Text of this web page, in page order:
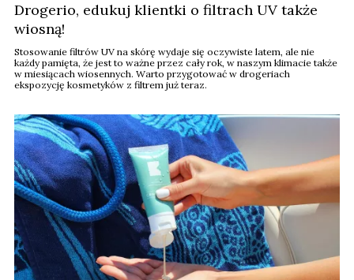
Drogerio, edukuj klientki o filtrach UV także
wiosną!
Stosowanie filtrów UV na skórę wydaje się oczywiste latem, ale nie
każdy pamięta, że jest to ważne przez cały rok, w naszym klimacie także
w miesiącach wiosennych. Warto przygotować w drogeriach
ekspozycję kosmetyków z filtrem już teraz.